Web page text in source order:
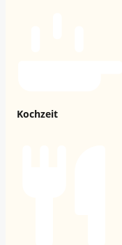
Kochzeit